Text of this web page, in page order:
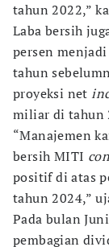
tahun 2022,”
Laba bersih
persen
tahun
proyeksi net
miliar di tahun
“Manajemen
bersih MITI
positif di atas
tahun 2024,”
Pada bulan
pembagian